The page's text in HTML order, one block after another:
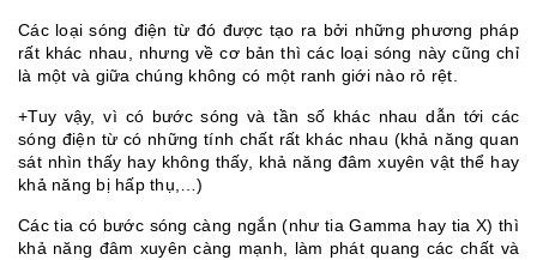
Các loại sóng điện từ đó được tạo ra bởi những phương pháp
rất khác nhau, nhưng về cơ bản thì các loại sóng này cũng chỉ
là một và giữa chúng không có một ranh giới nào rỏ rệt.
+Tuy vậy, vì có bước sóng và tần số khác nhau dẫn tới các
sóng điện từ có những tính chất rất khác nhau (khả năng quan
sát nhìn thấy hay không thấy, khả năng đâm xuyên vật thể hay
khả năng bị hấp thụ,…)
Các tia có bước sóng càng ngắn (như tia Gamma hay tia X) thì
khả năng đâm xuyên càng mạnh, làm phát quang các chất và